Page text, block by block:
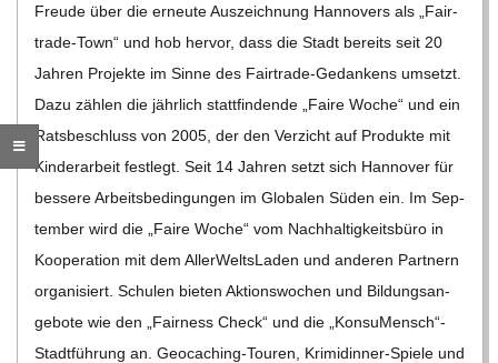
D
S
C
H
M
Freude über die erneute Aus­zeich­nung Han­no­vers als „Fair­­
trade-Town“ und hob her­vor, dass die Stadt bereits seit 20
Jah­ren Pro­jekte im Sinne des Fair­­trade-Gedan­kens umsetzt.
Dazu zäh­len die jähr­lich statt­fin­dende „Faire Woche“ und ein
Rats­be­schluss von 2005, der den Ver­zicht auf Pro­dukte mit
Kin­der­ar­beit fest­legt. Seit 14 Jah­ren setzt sich Han­no­ver für
bes­sere Arbeits­be­din­gun­gen im Glo­ba­len Süden ein. Im Sep­
tem­ber wird die „Faire Woche“ vom Nach­hal­tig­keits­büro in
Koope­ra­tion mit dem Aller­Welts­La­den und ande­ren Part­nern
orga­ni­siert. Schu­len bie­ten Akti­ons­wo­chen und Bil­dungs­an­
ge­bote wie den „Fair­ness Check“ und die „KonsuMensch“-
Stadtführung an. Geo­­caching-Tou­­ren, Kri­­mi­­din­­ner-Spiele und